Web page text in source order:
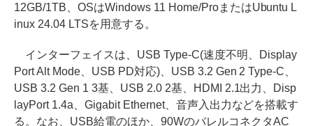
12GB/1TB、OSはWindows 11 Home/ProまたはUbuntu L
inux 24.04 LTSを用意する。
インターフェイスは、USB Type-C(速度不明、Display
Port Alt Mode、USB PD対応)、USB 3.2 Gen 2 Type-C、
USB 3.2 Gen 1 3基、USB 2.0 2基、HDMI 2.1出力、Disp
layPort 1.4a、Gigabit Ethernet、音声入出力などを搭載す
る。なお、USB給電のほか、90WのバレルコネクタAC